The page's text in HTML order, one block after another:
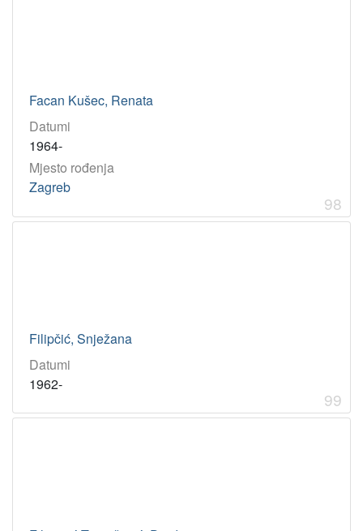
Facan Kušec, Renata
Datumi
1964-
Mjesto rođenja
Zagreb
98
Filipčić, Snježana
Datumi
1962-
99